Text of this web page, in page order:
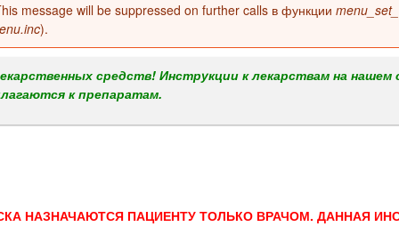
message will be suppressed on further calls в функции
).
средств! Инструкции к лекарствам на нашем
к препаратам.
НАЗНАЧАЮТСЯ ПАЦИЕНТУ ТОЛЬКО ВРАЧОМ. ДАННАЯ